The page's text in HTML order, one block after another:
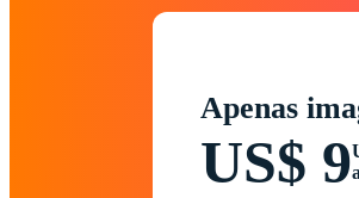
Apenas
US$ 9